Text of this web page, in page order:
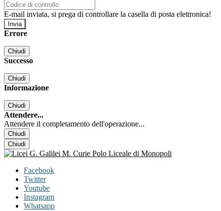
E-mail inviata, si prega di controllare la casella di posta elettronica!
Errore
Chiudi
Successo
Chiudi
Informazione
Chiudi
Attendere...
Attendere il completamento dell'operazione...
Chiudi
Chiudi
Facebook
Twitter
Youtube
Instagram
Whatsapp